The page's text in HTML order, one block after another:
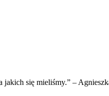
jakich się mieliśmy.” –